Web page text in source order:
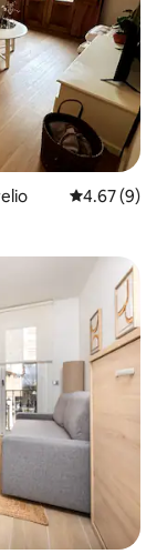
Calificación
4.67 (9)